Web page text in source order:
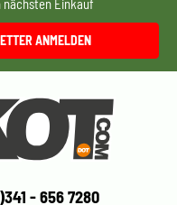
nächsten Einkauf
ANMELDEN
- 656 7280